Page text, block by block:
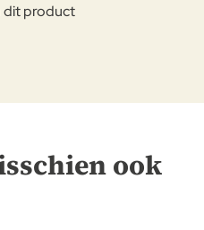
dit product
ook